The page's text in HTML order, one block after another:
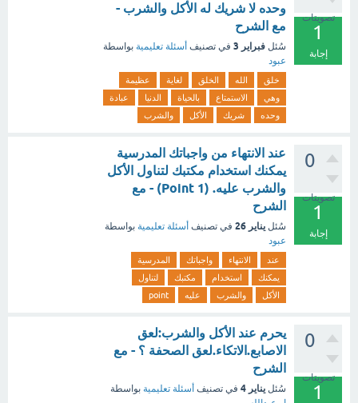
تصويتات
1
إجابة
وحده لا شريك له الأكل والشرب -
مع الشرح
سُئل فبراير 3 في تصنيف أسئلة تعليمية بواسطة
عبود
خلق الله الخلق لغاية
عظيمة
وهي
الاستمتاع بالحياة الدنيا
عبادة
وحده
شريك الأكل والشرب
0
تصويتات
1
إجابة
عند الانتهاء من واجباتك المدرسية
يمكنك استخدام مكتبك لتناول الأكل
والشرب عليه. (1 Point) - مع
الشرح
سُئل يناير 26 في تصنيف أسئلة تعليمية بواسطة
عبود
عند الانتهاء واجباتك
المدرسية
يمكنك
استخدام مكتبك
لتناول
الأكل
والشرب عليه point
0
تصويتات
1
يحرم عند الأكل والشرب:لعق
الاصابع.الاتكاء.لعق الصحفة ؟ - مع
الشرح
سُئل يناير 4 في تصنيف أسئلة تعليمية بواسطة